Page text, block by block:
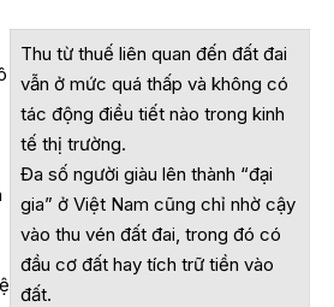
Thu từ thuế liên quan đến đất đai
vẫn ở mức quá thấp và không có
tác động điều tiết nào trong kinh
tế thị trường.
Đa số người giàu lên thành “đại
gia” ở Việt Nam cũng chỉ nhờ cậy
vào thu vén đất đai, trong đó có
đầu cơ đất hay tích trữ tiền vào
đất.